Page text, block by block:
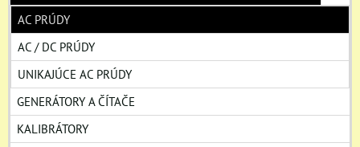
AC PRÚDY
AC / DC PRÚDY
UNIKAJÚCE AC PRÚDY
GENERÁTORY A ČÍTAČE
KALIBRÁTORY